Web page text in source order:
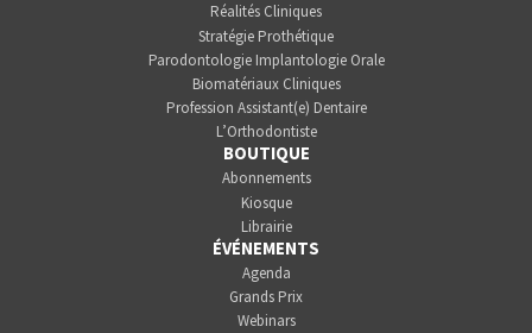
Réalités Cliniques
Stratégie Prothétique
Parodontologie Implantologie Orale
Biomatériaux Cliniques
Profession Assistant(e) Dentaire
L’Orthodontiste
BOUTIQUE
Abonnements
Kiosque
Librairie
ÉVÉNEMENTS
Agenda
Grands Prix
Webinars